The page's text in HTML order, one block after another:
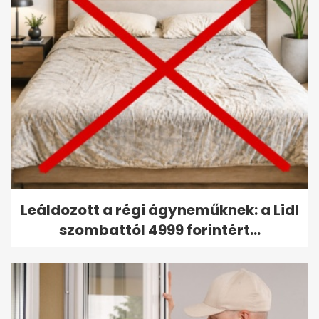
Leáldozott a régi ágyneműknek: a Lidl
szombattól 4999 forintért...